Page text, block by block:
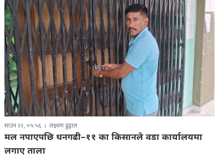
साउन २२, ०५:५६ लक्ष्मण ढुङ्गाल
मल नपाएपछि धनगढी–११ का किसानले वडा कार्यालयमा
लगाए ताला